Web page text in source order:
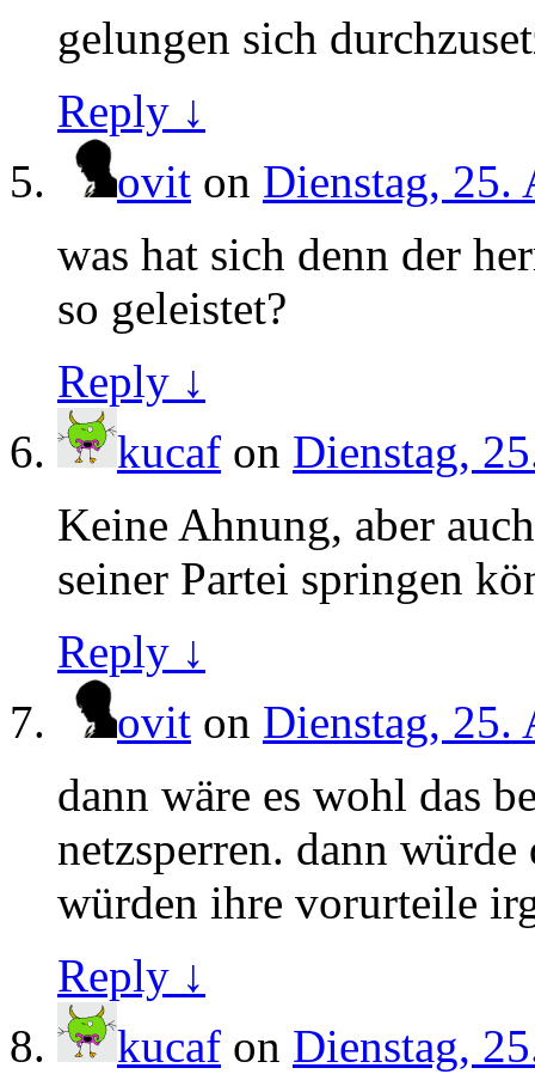
gelungen sich
Reply ↓
ovit on Dienstag, 25.
was hat sich denn der
so geleistet?
Reply ↓
kucaf on Dienstag,
Keine Ahnung, aber
seiner Partei springen
Reply ↓
ovit on Dienstag, 25.
dann wäre es wohl das
netzsperren. dann
würden ihre vorurteile
Reply ↓
kucaf on Dienstag,